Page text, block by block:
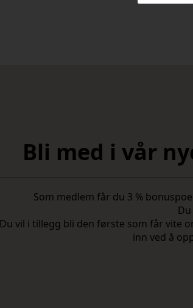
Bli med i vår
Som medlem får du 3 %
Du vil i tillegg bli den første som får vite
inn ved å